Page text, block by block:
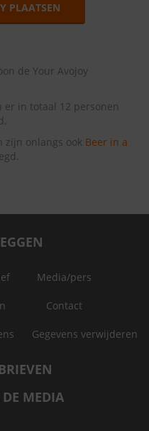
PLAATSEN
de Your Avojoy
er in totaal 12 personen
zijn onlangs ook Beer in a
Media/pers
Contact
Gegevens verwijderen
MEDIA